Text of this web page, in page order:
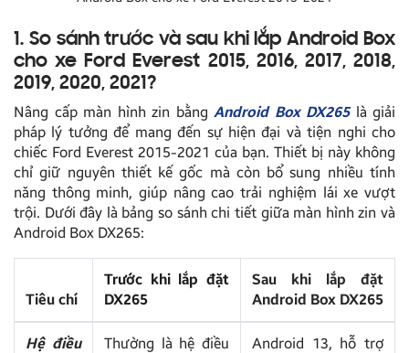
1. So sánh trước và sau khi lắp Android Box
cho xe Ford Everest 2015, 2016, 2017, 2018,
2019, 2020, 2021?
Nâng cấp màn hình zin bằng Android Box DX265là giải
pháp lý tưởng để mang đến sự hiện đại và tiện nghi cho
chiếc Ford Everest 2015-2021 của bạn. Thiết bị này không
chỉ giữ nguyên thiết kế gốc mà còn bổ sung nhiều tính
năng thông minh, giúp nâng cao trải nghiệm lái xe vượt
trội. Dưới đây là bảng so sánh chi tiết giữa màn hình zin và
Android Box DX265:
Tiêu chí
Trước khi lắp đặt
DX265
Sau khi lắp đặt
Android Box DX265
Hệ điều
Thường là hệ điều
Android 13, hỗ trợ